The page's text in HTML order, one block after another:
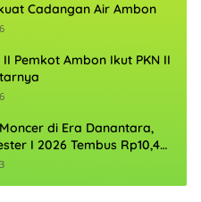
Cadangan Air Ambon
Pemkot Ambon Ikut PKN II
di Era Danantara,
I 2026 Tembus Rp10,4